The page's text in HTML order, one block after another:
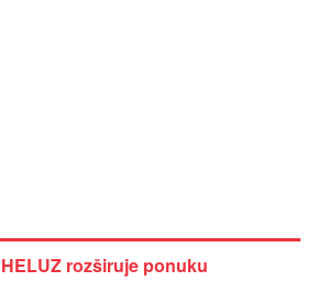
HELUZ rozširuje ponuku